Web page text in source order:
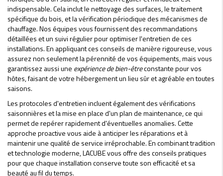
indispensable. Cela inclut le nettoyage des surfaces, le traitement
spécifique du bois, et la vérification périodique des mécanismes de
chauffage. Nos équipes vous fournissent des recommandations
détaillées et un suivi régulier pour optimiser l'entretien de ces
installations. En appliquant ces conseils de manière rigoureuse, vous
assurez non seulement la pérennité de vos équipements, mais vous
garantissez aussi une expérience de bien-êtreconstante pour vos
hôtes, faisant de votre hébergement un lieu sûr et agréable en toutes
saisons.
Les protocoles d'entretien incluent également des vérifications
saisonnières et la mise en place d'un plan de maintenance, ce qui
permet de repérer rapidement d'éventuelles anomalies. Cette
approche proactive vous aide à anticiper les réparations et à
maintenir une qualité de service irréprochable. En combinant tradition
et technologie moderne, LACUBE vous offre des conseils pratiques
pour que chaque installation conserve toute son efficacité et sa
beauté au fil du temps.